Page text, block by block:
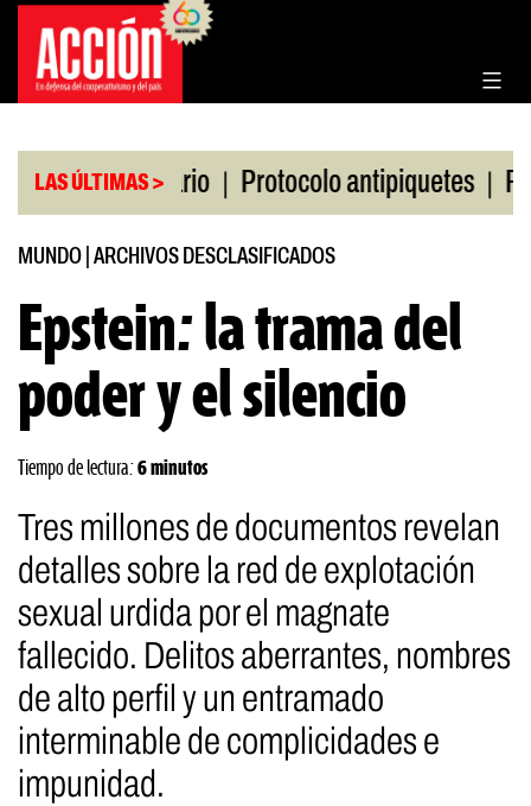
Saltar
contenido
LAS ÚLTIMAS >
de Rosario | Protocolo antipiquetes | FATE
MUNDO ARCHIVOS DESCLASIFICADOS
Epstein: la trama del
poder y el silencio
Tiempo de lectura: 6 minutos
Tres millones de documentos revelan
detalles sobre la red de explotación
sexual urdida por el magnate
fallecido. Delitos aberrantes, nombres
de alto perfil y un entramado
interminable de complicidades e
impunidad.